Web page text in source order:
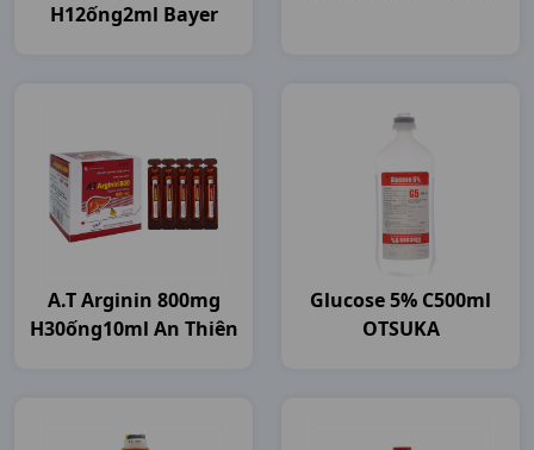
H12ống2ml Bayer
A.t Arginin 800mg
H30ống10ml An Thiên
Glucose 5% C500ml
OTSUKA